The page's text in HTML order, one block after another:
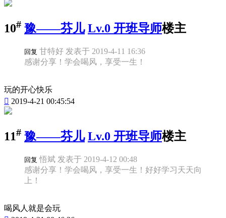
10# 豫——芬儿 Lv.0 开班导师楼主
回复 甘特好 发表于 2019-4-11 16:36
感谢分享！学会喝风，享受一生！
玩的开心快乐
 2019-4-21 00:45:54
11# 豫——芬儿 Lv.0 开班导师楼主
回复 悟斌 发表于 2019-4-12 00:48
感谢分享！学会喝风，享受一生！好好学习天天向
上！
喝风人就是会玩